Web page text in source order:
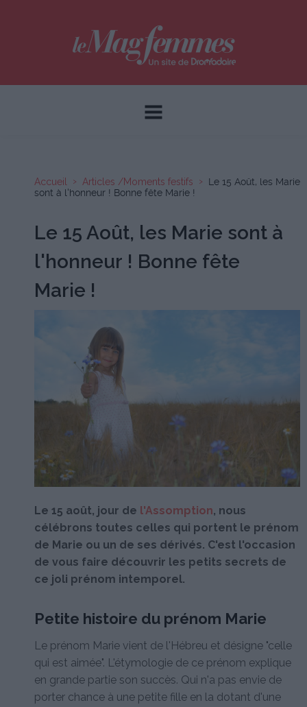
Accueil Articles /Moments festifs
Le 15 Août, les Marie
sont à l'honneur ! Bonne fête Marie !
Le 15 Août, les Marie sont à
l'honneur ! Bonne fête
Marie !
Le 15 août, jour de l'Assomption, nous
célébrons toutes celles qui portent le prénom
de Marie ou un de ses dérivés. C'est l'occasion
de vous faire découvrir les petits secrets de
ce joli prénom intemporel.
Petite histoire du prénom Marie
Le prénom Marie vient de l'Hébreu et désigne "celle
qui est aimée". L'étymologie de ce prénom explique
en grande partie son succès. Qui n'a pas envie de
porter chance à une petite fille en la dotant d'une